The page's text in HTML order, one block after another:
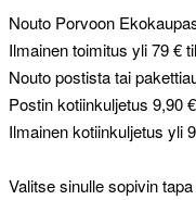
Nouto Porvoon
Ilmainen toimitus yli 79 €
Nouto postista tai
Postin kotiinkuljetus 9,90 €
Ilmainen kotiinkuljetus yli
Valitse sinulle sopivin